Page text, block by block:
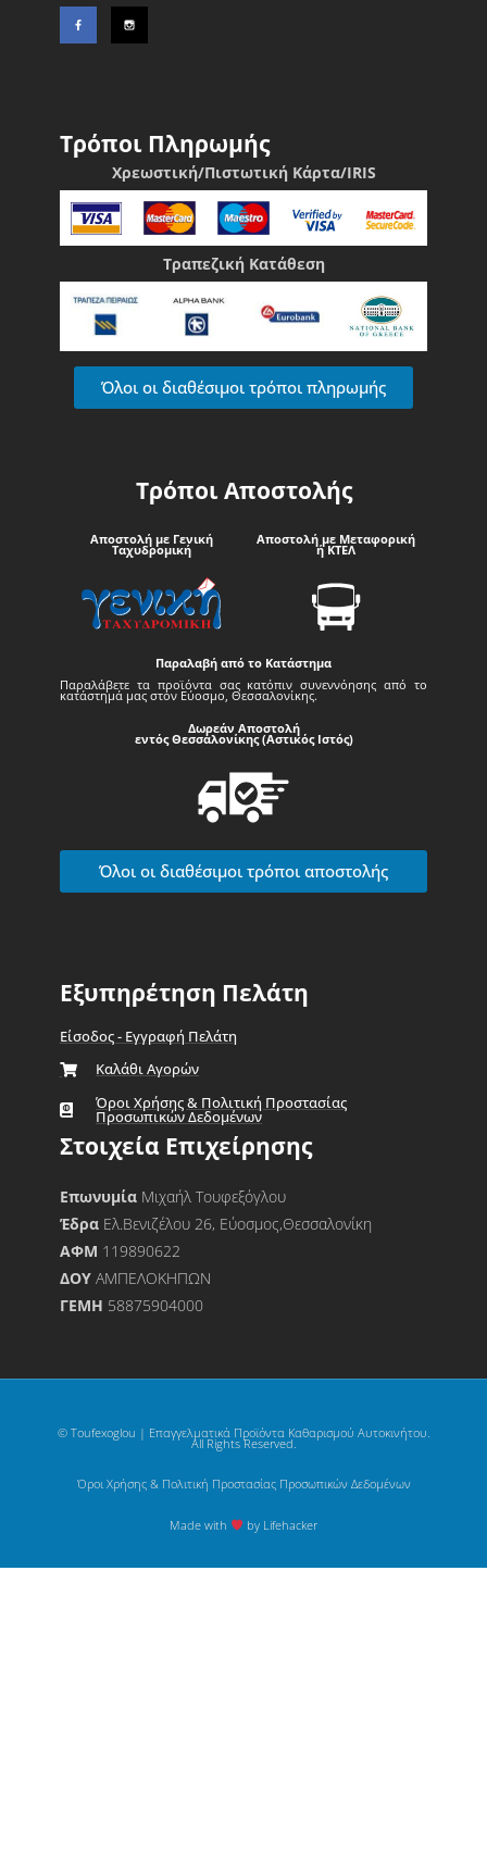
Τρόποι Πληρωμής
Χρεωστική/Πιστωτική Κάρτα/IRIS
Τραπεζική Κατάθεση
Όλοι οι διαθέσιμοι τρόποι πληρωμής
Τρόποι Αποστολής
Αποστολή με Γενική
Ταχυδρομική
Αποστολή με Μεταφορική
ή ΚΤΕΛ
Παραλαβή από το Κατάστημα
Παραλάβετε τα προϊόντα σας κατόπιν συνεννόησης από το
κατάστημά μας στον Εύοσμο, Θεσσαλονίκης.
Δωρεάν Αποστολή
εντός Θεσσαλονίκης (Αστικός Ιστός)
Όλοι οι διαθέσιμοι τρόποι αποστολής
Εξυπηρέτηση Πελάτη
Είσοδος - Εγγραφή Πελάτη
Καλάθι Αγορών
Όροι Χρήσης & Πολιτική Προστασίας
Προσωπικών Δεδομένων
Στοιχεία Επιχείρησης
Επωνυμία Μιχαήλ Τουφεξόγλου
Έδρα Ελ.Βενιζέλου 26, Εύοσμος,Θεσσαλονίκη
ΑΦΜ 119890622
ΔΟΥΑΜΠΕΛΟΚΗΠΩΝ
ΓΕΜΗ 58875904000
© Toufexoglou | Επαγγελματικά Προϊόντα Καθαρισμού Αυτοκινήτου.
All Rights Reserved.
Όροι Χρήσης & Πολιτική Προστασίας Προσωπικών Δεδομένων
Made with by Lifehacker